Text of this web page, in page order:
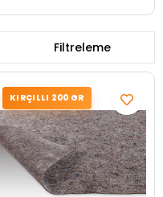
Filtreleme
KIRÇILLI 200 GR